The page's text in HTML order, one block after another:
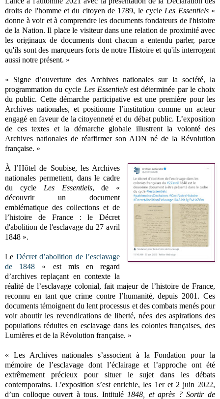
droits de l'homme et du citoyen de 1789, le cycle Les Essentiels«
donne à voir et à comprendre les documents fondateurs de l'histoire
de la Nation. Il place le visiteur dans une relation de proximité avec
les originaux de documents dont chacun a entendu parler, parce
qu'ils sont des marqueurs forts de notre Histoire et qu'ils interrogent
aussi notre présent. »
« Signe d’ouverture des Archives nationales sur la société, la
programmation du cycle Les Essentielsest déterminée par le choix
du public. Cette démarche participative est une première pour les
Archives nationales, et positionne l’institution comme un acteur
engagé en faveur de la citoyenneté et du débat public. L’exposition
de ces textes et la démarche globale illustrent la volonté des
Archives nationales de réaffirmer son ADN né de la Révolution
française. »
À l’Hôtel de Soubise, les Archives
nationales permettent, dans le cadre
du cycle Les Essentiels, de «
découvrir un document
emblématique des collections et de
l’histoire de France : le Décret
d'abolition de l'esclavage du 27 avril
1848 ».
Le Décret d’abolition de l’esclavage
de 1848 « est mis en regard
d’archives replaçant en contexte la
réalité de l’esclavage colonial, fait majeur de l’histoire de France,
reconnu en tant que crime contre l’humanité, depuis 2001. Ces
documents témoignent du lent processus et des combats menés pour
voir aboutir les revendications de liberté, nées des aspirations des
populations réduites en esclavage dans les colonies françaises, des
Lumières et de la Révolution française. »
« Les Archives nationales s’associent à la Fondation pour la
mémoire de l’esclavage dont l’éclairage et l’approche ont été
extrêmement précieux pour situer le sujet dans les débats
contemporains. L’exposition s’est enrichie, les 1er et 2 juin 2022,
d’un colloque ouvert à tous. Intitulé 1848, et après ? Sortir de